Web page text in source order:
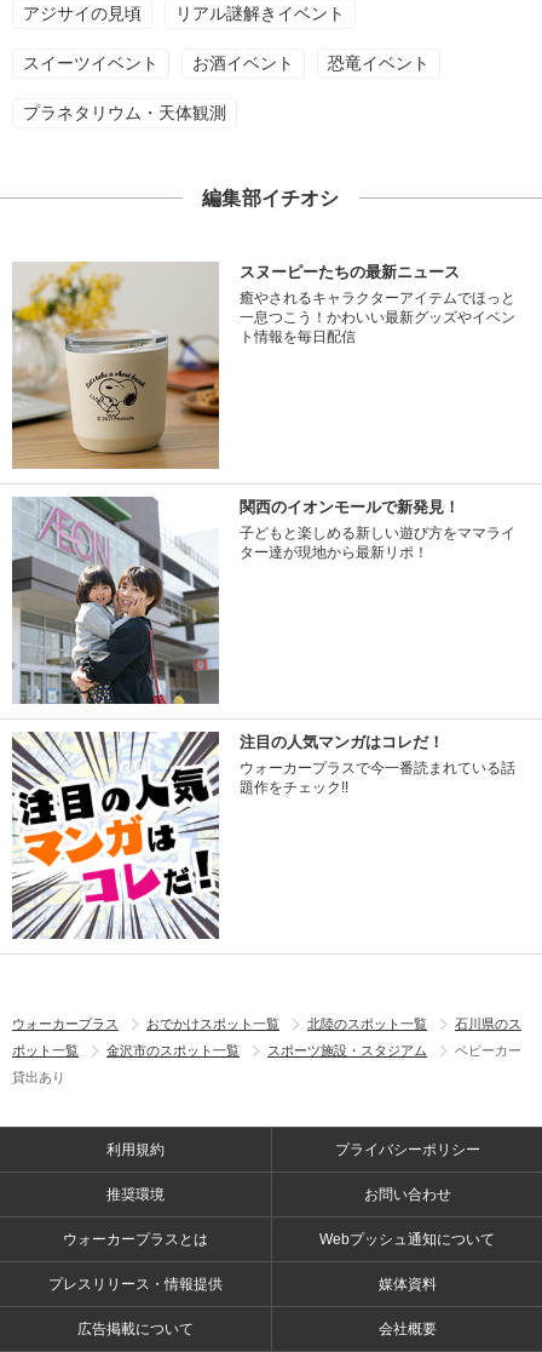
アジサイの見頃 リアル謎解きイベント
スイーツイベント お酒イベント 恐竜イベント
プラネタリウム・天体観測
編集部イチオシ
スヌーピーたちの最新ニュース
癒やされるキャラクターアイテムでほっと
一息つこう！かわいい最新グッズやイベン
ト情報を毎日配信
関西のイオンモールで新発見！
子どもと楽しめる新しい遊び方をママライ
ター達が現地から最新リポ！
注目の人気マンガはコレだ！
ウォーカープラスで今一番読まれている話
題作をチェック!!
ウォーカープラス おでかけスポット一覧 北陸のスポット一覧
石川県のス
ポット一覧
金沢市のスポット一覧 スポーツ施設・スタジアム
ベビーカー
貸出あり
利用規約 プライバシーポリシー
推奨環境 お問い合わせ
ウォーカープラスとは Webプッシュ通知について
プレスリリース・情報提供 媒体資料
広告掲載について 会社概要